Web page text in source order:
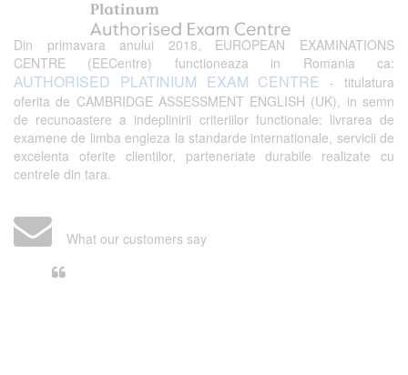
Din primavara anului 2018, EUROPEAN EXAMINATIONS
CENTRE (EECentre) functioneaza in Romania ca:
AUTHORISED PLATINIUM EXAM CENTRE - titulatura
oferita de CAMBRIDGE ASSESSMENT ENGLISH (UK), in semn
de recunoastere a indeplinirii criteriilor functionale: livrarea de
examene de limba engleza la standarde internationale, servicii de
excelenta oferite clientilor, parteneriate durabile realizate cu
centrele din tara.
What our customers say